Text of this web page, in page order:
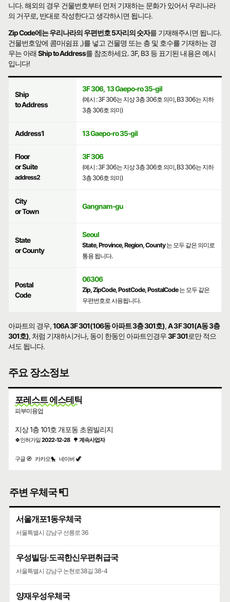
니다. 해외의 경우 건물번호부터 먼저 기재하는 문화가 있어서 우리나라
의 거꾸로, 반대로 작성한다고 생각하시면 됩니다.
Zip Code에는 우리나라의 우편번호 5자리의 숫자를 기재해주시면 됩니다.
건물번호앞에 콤마(쉼표 ,)를 넣고 건물명 또는 층 및 호수를 기재하는 경
우는 아래Ship to Address를 참조하세요. 3F, B3 등 표기된 내용은 예시
입니다!
Ship
to Address
3F 306, 13 Gaepo-ro 35-gil
(예시 : 3F 306는 지상 3층 306호 의미, B3 306는 지하
3층 306호 의미)
Address1 13 Gaepo-ro 35-gil
Floor
or Suite
address2
3F 306
(예시 : 3F 306는 지상 3층 306호 의미, B3 306는 지하
3층 306호 의미)
City
or Town
Gangnam-gu
State
or County
Seoul
State, Province, Region, County는 모두 같은 의미로
통용 됩니다.
Postal
Code
06306
Zip, ZipCode, PostCode, PostalCode는 모두 같은
우편번호로 사용됩니다.
아파트의 경우,106A 3F 301(106동 아파트 3층 301호),A 3F 301(A동 3층
301호), 처럼 기재하시거나, 동이 한동인 아파트인경우3F 301로만 적으
셔도 됩니다.
주요 장소정보
포레스트 에스테틱
피부미용업
지상 1층 101호 개포동 초원빌리지
🍀인허가일2022-12-28 🌳 계속사업자
구글 🧭 카카오🐤 네이버 🦖
주변 우체국 📮
서울개포1동우체국
서울특별시 강남구 선릉로 36
우성빌딩·도곡한신우편취급국
서울특별시 강남구 논현로38길 38-4
양재우성우체국